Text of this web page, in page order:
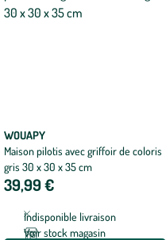
WOUAPY
Maison pilotis avec griffoir de coloris
gris 30 x 30 x 35 cm
39,99 €
Indisponible livraison
Voir stock magasin